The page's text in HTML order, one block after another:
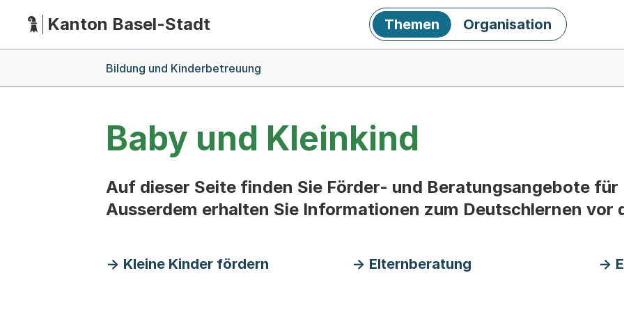
HauptnavigationKanton Basel-Stadt Themen Organisation
Bildung und Kinderbetreuung
Baby und Kleinkind
Auf dieser Seite finden Sie Förder- und Beratungsangebote für
Ausserdem erhalten Sie Informationen zum Deutschlernen vor
Kleine Kinder fördern Elternberatung